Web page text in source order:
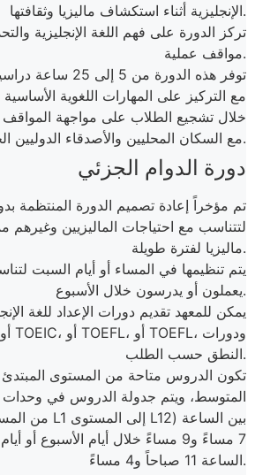
الإنجليزية أثناء استكشاف ماليزيا وثقافتها.
تركز الدورة على فهم اللغة الإنجليزية
مواقف عملية.
توفر هذه الدورة من 5
مع التركيز على المهارات اللغوية الأساسية
خلال تشجيع الطلاب على مواجهة المواقف
مع السكان المحليين والأصدقاء الدوليين الجدد.
دورة الدوام الجزئي
تم مؤخراً إعادة تصميم الدورة المنتظمة
لتتناسب مع احتياجات الماليزيين
ماليزيا لفترة طويلة.
يتم تنظيمها في المساء أو أيام السبت
يعملون أو يدرسون خلال الأسبوع.
يمكن للمعهد تقديم دورات الإعداد للغة
النطق حسب الطلب.
تكون الدروس متاحة من المستوى
المتوسط، ويتم جدولة الدروس في وحدات
7 مساءً و9 مساءً خلال أيام الأسبوع أو
الساعة 11 صباحاً و4 مساءً.